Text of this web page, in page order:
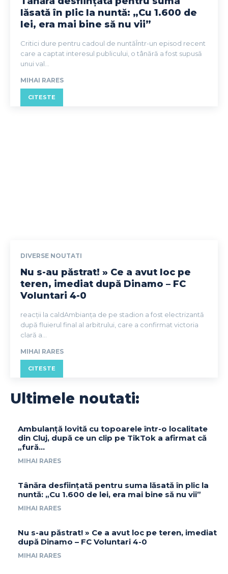
lăsată în plic la nuntă: „Cu 1.600 de
lei, era mai bine să nu vii”
Critici dure pentru cadoul de nuntăÎntr-un episod recent
care a captat interesul publicului, o tânără a fost supusă
unui val...
MIHAI RARES
CITESTE
DIVERSE NOUTATI
Nu s-au păstrat! » Ce a avut loc pe
teren, imediat după Dinamo – FC
Voluntari 4-0
reacții la caldAmbianța de pe stadion a fost electrizantă
după fluierul final al arbitrului, care a confirmat victoria
clară a...
MIHAI RARES
CITESTE
Ultimele noutati:
Ambulanță lovită cu topoarele într-o localitate
din Cluj, după ce un clip pe TikTok a afirmat că
„fură…
MIHAI RARES
Tânăra desființată pentru suma lăsată în plic la
nuntă: „Cu 1.600 de lei, era mai bine să nu vii”
MIHAI RARES
Nu s-au păstrat! » Ce a avut loc pe teren, imediat
după Dinamo – FC Voluntari 4-0
MIHAI RARES